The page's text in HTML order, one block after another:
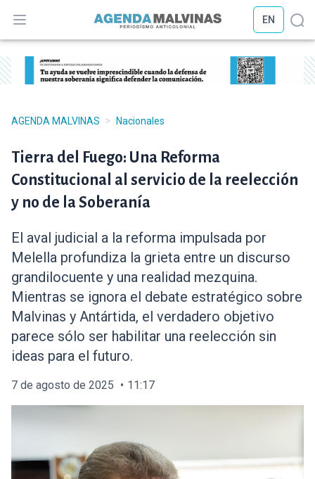
Abrir menú
EN
AGENDA MALVINAS > Nacionales
Tierra del Fuego: Una Reforma
Constitucional al servicio de la reelección
y no de la Soberanía
El aval judicial a la reforma impulsada por
Melella profundiza la grieta entre un discurso
grandilocuente y una realidad mezquina.
Mientras se ignora el debate estratégico sobre
Malvinas y Antártida, el verdadero objetivo
parece sólo ser habilitar una reelección sin
ideas para el futuro.
7 de agosto de 2025 11:17